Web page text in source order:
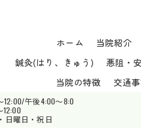
午後4:00～8:0
日曜日・祝日
ホーム 当院紹介
鍼灸(はり、きゅう)
悪阻・
当院の特徴
交通